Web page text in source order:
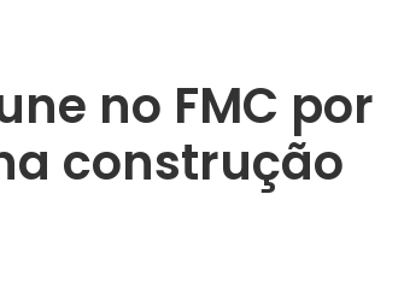
no FMC por
construção